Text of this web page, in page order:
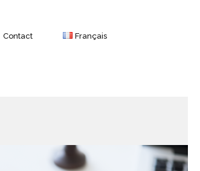
Contact Français